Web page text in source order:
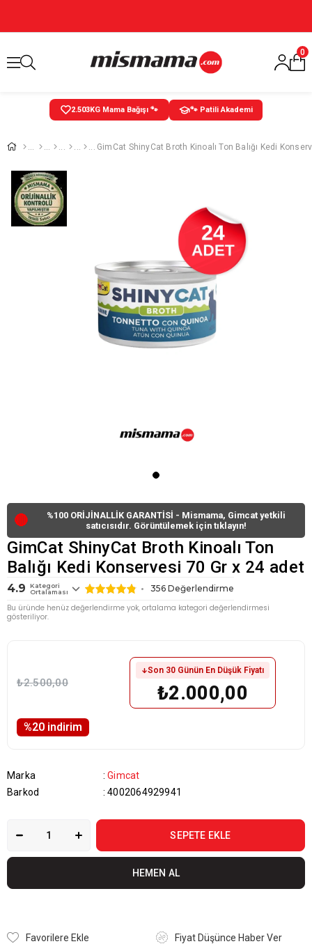
0
2.503KG Mama Bağışı 🐾 🐾 Patili Akademi
GimCat ShinyCat Broth Kinoalı Ton Balığı Kedi
🔴
%100 ORİJİNALLİK GARANTİSİ - Mismama, Gimcat yetkili
satıcısıdır. Görüntülemek için tıklayın!
GimCat ShinyCat Broth Kinoalı Ton
Balığı Kedi Konservesi 70 Gr x 24 adet
4.9
Kategori
Ortalaması
356 Değerlendirme
Bu üründe henüz değerlendirme yok, ortalama kategori değerlendirmesi
gösteriliyor.
%20 i̇ndirim
₺2.500,00
Son 30 Günün En Düşük Fiyatı
₺2.000,00
Marka : Gimcat
Barkod
: 4002064929941
Favorilere Ekle Fiyat Düşünce Haber Ver